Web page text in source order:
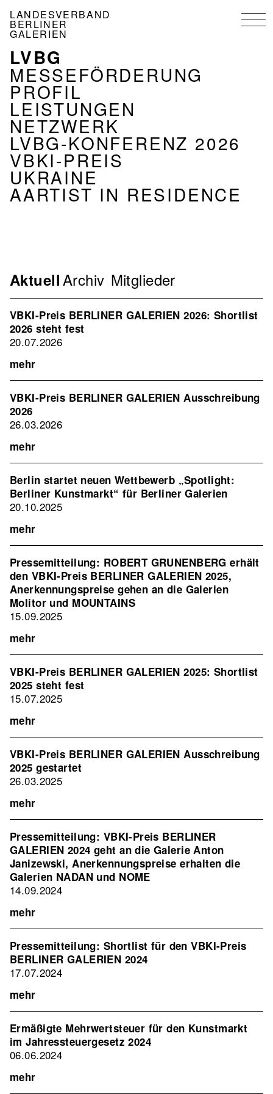
zum
Inhalt
LANDESVERBAND
BERLINER
GALERIEN
NAVIGATION
VERBAND
LVBG
MESSEFÖRDERUNG
PROFIL
LEISTUNGEN
NETZWERK
LVBG-KONFERENZ 2026
VBKI-PREIS
UKRAINE
AARTIST IN RESIDENCE
Navigation
Verband
2nd
Level
AktuellArchiv Mitglieder
VBKI-Preis BERLINER GALERIEN 2026: Shortlist
2026 steht fest
20.07.2026
mehr
VBKI-Preis BERLINER GALERIEN Ausschreibung
2026
26.03.2026
mehr
Berlin startet neuen Wettbewerb „Spotlight:
Berliner Kunstmarkt“ für Berliner Galerien
20.10.2025
mehr
Pressemitteilung: ROBERT GRUNENBERG erhält
den VBKI-Preis BERLINER GALERIEN 2025,
Anerkennungspreise gehen an die Galerien
Molitor und MOUNTAINS
15.09.2025
mehr
VBKI-Preis BERLINER GALERIEN 2025: Shortlist
2025 steht fest
15.07.2025
mehr
VBKI-Preis BERLINER GALERIEN Ausschreibung
2025 gestartet
26.03.2025
mehr
Pressemitteilung: VBKI-Preis BERLINER
GALERIEN 2024 geht an die Galerie Anton
Janizewski, Anerkennungspreise erhalten die
Galerien NADAN und NOME
14.09.2024
mehr
Pressemitteilung: Shortlist für den VBKI-Preis
BERLINER GALERIEN 2024
17.07.2024
mehr
Ermäßigte Mehrwertsteuer für den Kunstmarkt
im Jahressteuergesetz 2024
06.06.2024
mehr